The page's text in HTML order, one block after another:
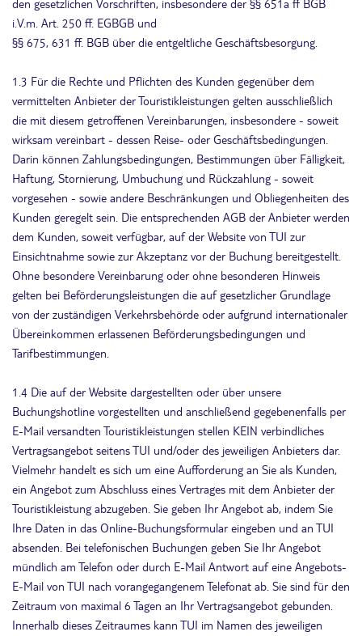
den gesetzlichen Vorschriften, insbesondere der §§ 651a ff BGB
i.V.m. Art. 250 ff. EGBGB und
§§ 675, 631 ff. BGB über die entgeltliche Geschäftsbesorgung.
1.3 Für die Rechte und Pflichten des Kunden gegenüber dem
vermittelten Anbieter der Touristikleistungen gelten ausschließlich
die mit diesem getroffenen Vereinbarungen, insbesondere - soweit
wirksam vereinbart - dessen Reise- oder Geschäftsbedingungen.
Darin können Zahlungsbedingungen, Bestimmungen über Fälligkeit,
Haftung, Stornierung, Umbuchung und Rückzahlung - soweit
vorgesehen - sowie andere Beschränkungen und Obliegenheiten des
Kunden geregelt sein. Die entsprechenden AGB der Anbieter werden
dem Kunden, soweit verfügbar, auf der Website von TUI zur
Einsichtnahme sowie zur Akzeptanz vor der Buchung bereitgestellt.
Ohne besondere Vereinbarung oder ohne besonderen Hinweis
gelten bei Beförderungsleistungen die auf gesetzlicher Grundlage
von der zuständigen Verkehrsbehörde oder aufgrund internationaler
Übereinkommen erlassenen Beförderungsbedingungen und
Tarifbestimmungen.
1.4 Die auf der Website dargestellten oder über unsere
Buchungshotline vorgestellten und anschließend gegebenenfalls per
E-Mail versandten Touristikleistungen stellen KEIN verbindliches
Vertragsangebot seitens TUI und/oder des jeweiligen Anbieters dar.
Vielmehr handelt es sich um eine Aufforderung an Sie als Kunden,
ein Angebot zum Abschluss eines Vertrages mit dem Anbieter der
Touristikleistung abzugeben. Sie geben Ihr Angebot ab, indem Sie
Ihre Daten in das Online-Buchungsformular eingeben und an TUI
absenden. Bei telefonischen Buchungen geben Sie Ihr Angebot
mündlich am Telefon oder durch E-Mail Antwort auf eine Angebots-
E-Mail von TUI nach vorangegangenem Telefonat ab. Sie sind für den
Zeitraum von maximal 6 Tagen an Ihr Vertragsangebot gebunden.
Innerhalb dieses Zeitraumes kann TUI im Namen des jeweiligen